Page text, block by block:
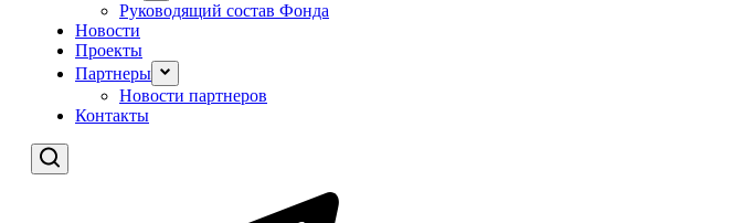
Руководящий состав Фонда
Новости
Проекты
Партнеры
Новости партнеров
Контакты